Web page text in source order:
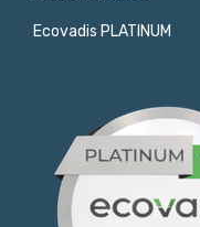
Ecovadis PLATINUM